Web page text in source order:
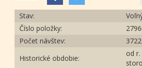
Stav:
Číslo položky:
Počet návštev:
3722
Historické obdobie:
od r.